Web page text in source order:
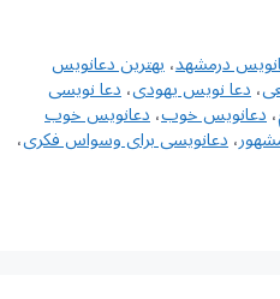
درمشهد،بهترین دعانویس
،دعا نویس یهودی،دعا نویسی
،دعانویس خوب،دعانویس خوب
،دعانویسی برای وسواس فکری،